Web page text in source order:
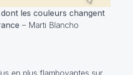
les couleurs changent
– Marti Blancho
en plus flamboyantes sur